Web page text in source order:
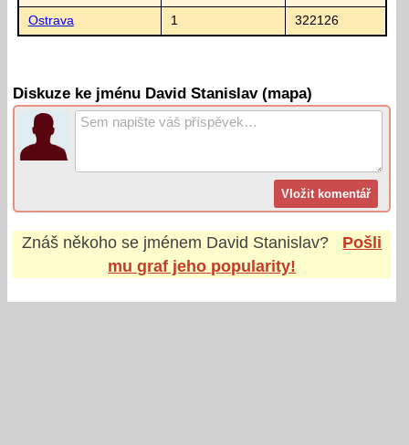
Ostrava 1 322126
Diskuze ke jménu David Stanislav (mapa)
Znáš někoho se jménem David Stanislav?
Pošli
mu graf jeho popularity!